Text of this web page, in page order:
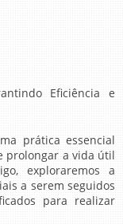
Eficiência e
prática essencial
prolongar a vida útil
exploraremos a
a serem seguidos
para realizar